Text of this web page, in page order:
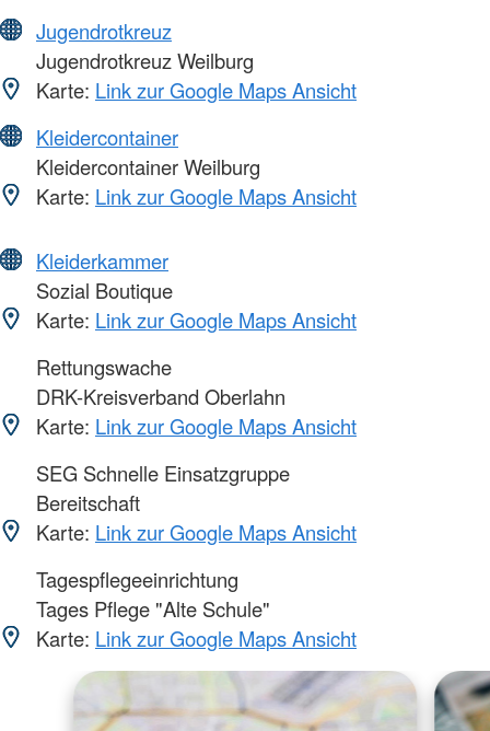
Jugendrotkreuz
Jugendrotkreuz Weilburg
Karte: Link zur Google Maps Ansicht
Kleidercontainer
Kleidercontainer Weilburg
Karte: Link zur Google Maps Ansicht
Kleiderkammer
Sozial Boutique
Karte: Link zur Google Maps Ansicht
Rettungswache
DRK-Kreisverband Oberlahn
Karte: Link zur Google Maps Ansicht
SEG Schnelle Einsatzgruppe
Bereitschaft
Karte: Link zur Google Maps Ansicht
Tagespflegeeinrichtung
Tages Pflege "Alte Schule"
Karte: Link zur Google Maps Ansicht